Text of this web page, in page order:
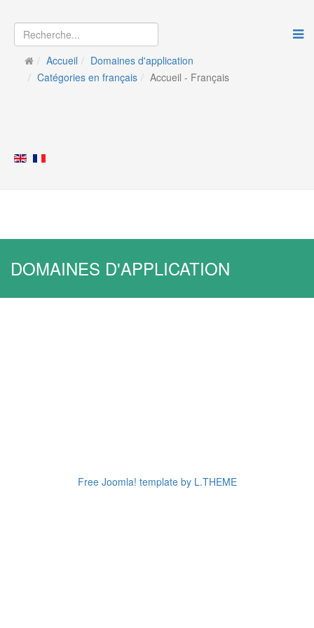
Accueil
Domaines d'application
Catégories en français
Accueil - Français
DOMAINES D'APPLICATION
Free Joomla! template by L.THEME